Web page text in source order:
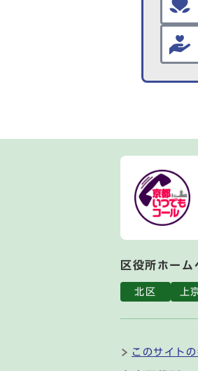
区役所ホーム
北区 上
このサイト